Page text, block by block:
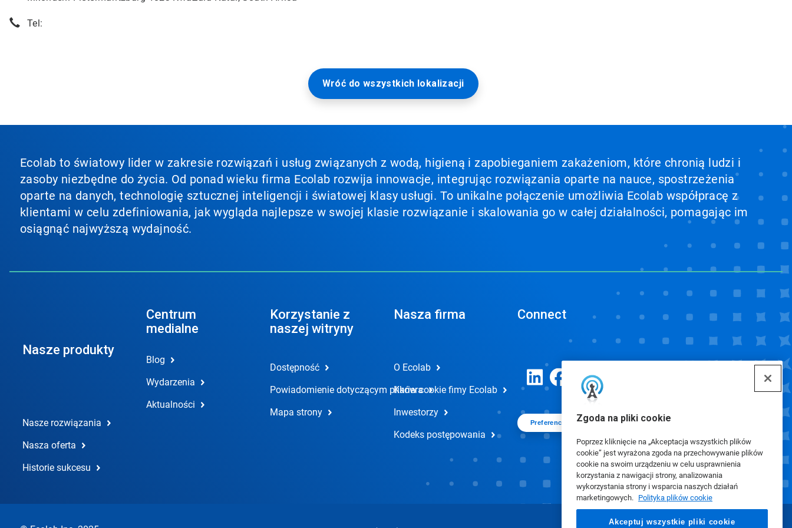
Zgoda na pliki cookie
Poprzez kliknięcie na „Akceptacja wszystkich plików
cookie” jest wyrażona zgoda na przechowywanie plików
cookie na swoim urządzeniu w celu usprawnienia
korzystania z nawigacji strony, analizowania
wykorzystania strony i wsparcia naszych działań
marketingowych. Polityka plików cookie
Akceptuj wszystkie pliki cookie
Tel:
Wróć do wszystkich lokalizacji
Ecolab to światowy lider w zakresie rozwiązań i usług związanych z wodą, higieną i zapobieganiem zakażeniom, które chronią ludzi i
zasoby niezbędne do życia. Od ponad wieku firma Ecolab rozwija innowacje, integrując rozwiązania oparte na nauce, spostrzeżenia
oparte na danych, technologię sztucznej inteligencji i światowej klasy usługi. To unikalne połączenie umożliwia Ecolab współpracę z
klientami w celu zdefiniowania, jak wygląda najlepsze w swojej klasie rozwiązanie i skalowania go w całej działalności, pomagając im
osiągnąć najwyższą wydajność.
Nasze produkty
Nasze rozwiązania
Nasza oferta
Historie sukcesu
Centrum
medialne
Blog
Wydarzenia
Aktualności
Korzystanie z
naszej witryny
Dostępność
Powiadomienie dotyczącym plików cookie fimy Ecolab
Mapa strony
Nasza firma
O Ecolab
Kariera
Inwestorzy
Kodeks postępowania
Connect
Preferencje plików cookie